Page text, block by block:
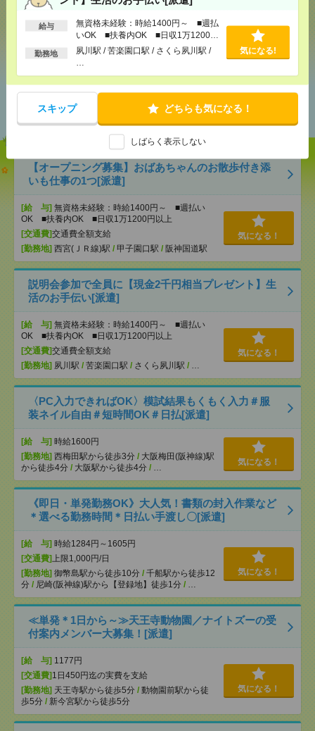
給与
無資格未経験：時給1400円～ ■週払
いOK ■扶養内OK ■日収1万1200円
以上
勤務地
夙川駅 / 苦楽園口駅 / さくら夙川駅 /
気になる!
スキップ どちらも気になる！
しばらく表示しない
ツイート ブックマーク
あなたの閲覧履歴からの
おすすめ
【オープニング募集】おばあちゃんのお散歩付き添
いも仕事の1つ[派遣]
[給 与] 無資格未経験：時給1400円～ ■週払い
OK ■扶養内OK ■日収1万1200円以上
[交通費]交通費全額支給
[勤務地] 西宮(ＪＲ線)駅 / 甲子園口駅 / 阪神国道駅
気になる！
説明会参加で全員に【現金2千円相当プレゼント】生
活のお手伝い[派遣]
[給 与] 無資格未経験：時給1400円～ ■週払い
OK ■扶養内OK ■日収1万1200円以上
[交通費]交通費全額支給
[勤務地] 夙川駅 / 苦楽園口駅 / さくら夙川駅 / …
気になる！
〈PC入力できればOK〉模試結果もくもく入力＃服
装ネイル自由＃短時間OK＃日払[派遣]
[給 与] 時給1600円
[勤務地] 西梅田駅から徒歩3分 / 大阪梅田(阪神線)駅
から徒歩4分 / 大阪駅から徒歩4分 / …
気になる！
《即日・単発勤務OK》大人気！書類の封入作業など
＊選べる勤務時間＊日払い手渡し〇[派遣]
[給 与] 時給1284円～1605円
[交通費] 上限1,000円/日
[勤務地] 御幣島駅から徒歩10分 / 千船駅から徒歩12
分 / 尼崎(阪神線)駅から【登録地】徒歩1分 / …
気になる！
≪単発＊1日から～≫天王寺動物園／ナイトズーの受
付案内メンバー大募集！[派遣]
[給 与] 1177円
[交通費] 1日450円迄の実費を支給
[勤務地] 天王寺駅から徒歩5分 / 動物園前駅から徒
歩5分 / 新今宮駅から徒歩5分
気になる！